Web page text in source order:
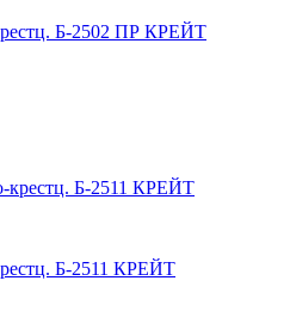
Б-2502 ПР КРЕЙТ
Б-2511 КРЕЙТ